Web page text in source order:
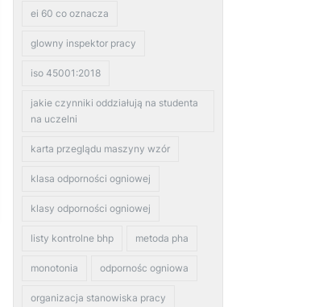
ei 60 co oznacza
glowny inspektor pracy
iso 45001:2018
jakie czynniki oddziałują na studenta
na uczelni
karta przeglądu maszyny wzór
klasa odporności ogniowej
klasy odporności ogniowej
listy kontrolne bhp metoda pha
monotonia odpornośc ogniowa
organizacja stanowiska pracy